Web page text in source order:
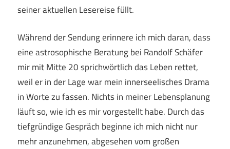
seiner aktuellen Lesereise füllt.
Während der Sendung erinnere ich mich daran, dass
eine astrosophische Beratung bei Randolf Schäfer
mir mit Mitte 20 sprichwörtlich das Leben rettet,
weil er in der Lage war mein innerseelisches Drama
in Worte zu fassen. Nichts in meiner Lebensplanung
läuft so, wie ich es mir vorgestellt habe. Durch das
tiefgründige Gespräch beginne ich mich nicht nur
mehr anzunehmen, abgesehen vom großen